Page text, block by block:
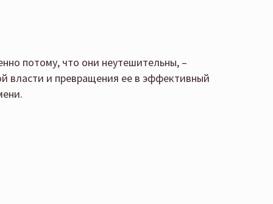
потому, что они неутешительны, –
власти и превращения ее в эффективный